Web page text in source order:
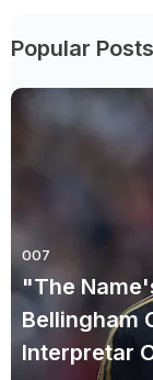
Popular Posts
007
"The
Bellingham
Interpretar